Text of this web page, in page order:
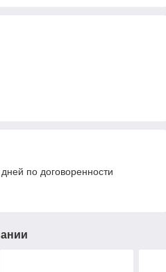
по договоренности